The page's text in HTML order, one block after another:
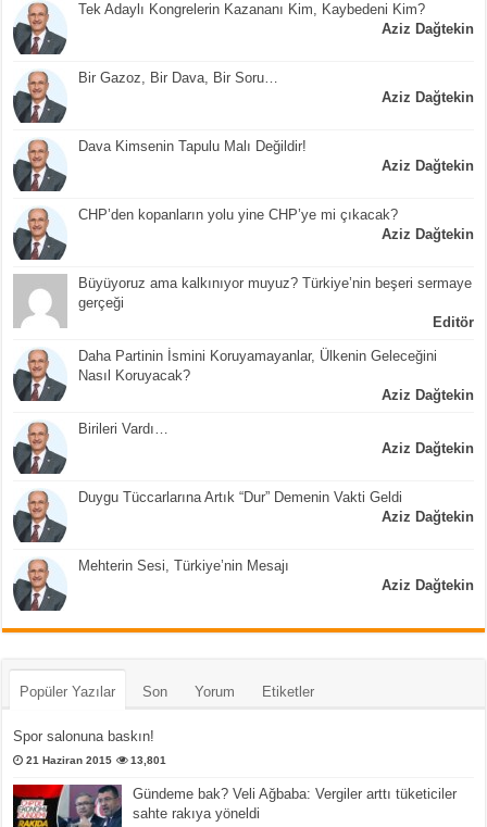
Tek Adaylı Kongrelerin Kazananı Kim, Kaybedeni Kim?
Aziz Dağtekin
Bir Gazoz, Bir Dava, Bir Soru…
Aziz Dağtekin
Dava Kimsenin Tapulu Malı Değildir!
Aziz Dağtekin
CHP’den kopanların yolu yine CHP’ye mi çıkacak?
Aziz Dağtekin
Büyüyoruz ama kalkınıyor muyuz? Türkiye’nin beşeri sermaye
gerçeği
Editör
Daha Partinin İsmini Koruyamayanlar, Ülkenin Geleceğini
Nasıl Koruyacak?
Aziz Dağtekin
Birileri Vardı…
Aziz Dağtekin
Duygu Tüccarlarına Artık “Dur” Demenin Vakti Geldi
Aziz Dağtekin
Mehterin Sesi, Türkiye’nin Mesajı
Aziz Dağtekin
Popüler Yazılar Son Yorum Etiketler
Spor salonuna baskın!
21 Haziran 2015 13,801
Gündeme bak? Veli Ağbaba: Vergiler arttı tüketiciler
sahte rakıya yöneldi